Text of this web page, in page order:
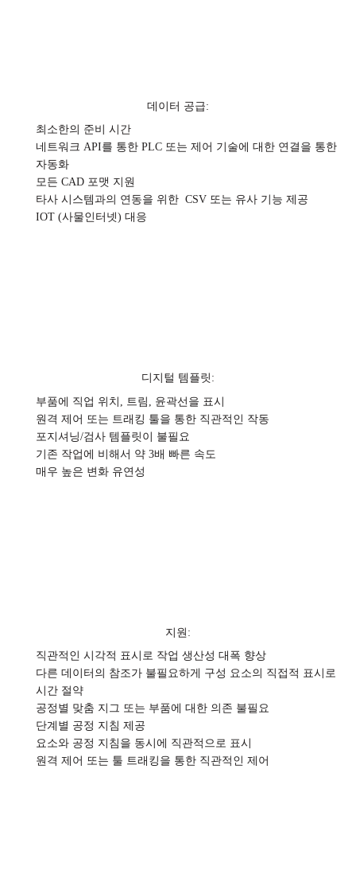
데이터 공급:
최소한의 준비 시간
네트워크 API를 통한 PLC 또는 제어 기술에 대한 연결을 통한
자동화
모든 CAD 포맷 지원
타사 시스템과의 연동을 위한 CSV 또는 유사 기능 제공
IOT (사물인터넷) 대응
디지털 템플릿:
부품에 직업 위치, 트림, 윤곽선을 표시
원격 제어 또는 트래킹 툴을 통한 직관적인 작동
포지셔닝/검사 템플릿이 불필요
기존 작업에 비해서 약 3배 빠른 속도
매우 높은 변화 유연성
지원:
직관적인 시각적 표시로 작업 생산성 대폭 향상
다른 데이터의 참조가 불필요하게 구성 요소의 직접적 표시로
시간 절약
공정별 맞춤 지그 또는 부품에 대한 의존 불필요
단계별 공정 지침 제공
요소와 공정 지침을 동시에 직관적으로 표시
원격 제어 또는 툴 트래킹을 통한 직관적인 제어